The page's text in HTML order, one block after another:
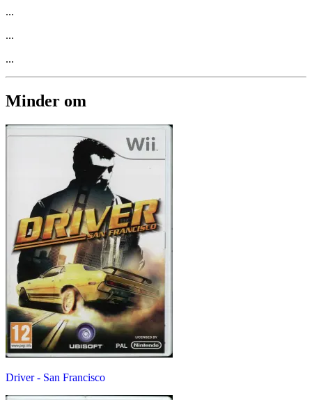
...
...
...
Minder om
Driver - San Francisco